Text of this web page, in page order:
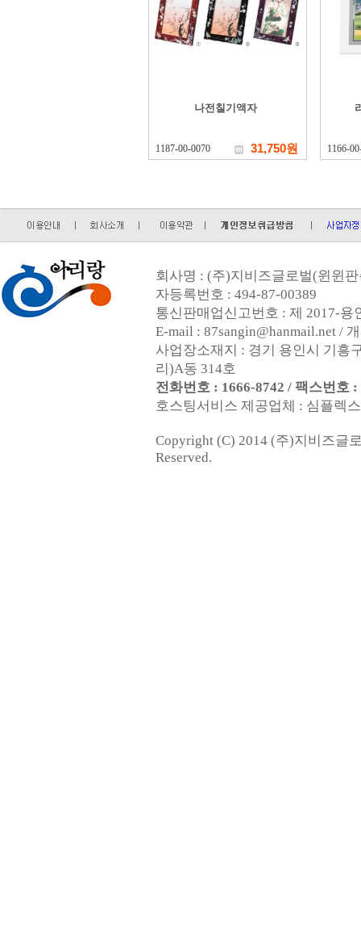
나전칠기액자
1187-00-0070 31,750원 1166-
회사명 : (주)지비즈글로벌(윈윈
자등록번호 : 494-87-00389
통신판매업신고번호 : 제 2017-용
E-mail : 87sangin@hanmail.net /
사업장소재지 : 경기 용인시 기흥
리)A동 314호
전화번호 : 1666-8742 / 팩스번호 :
호스팅서비스 제공업체 : 심플렉
Copyright (C) 2014 (주)지비즈글
Reserved.